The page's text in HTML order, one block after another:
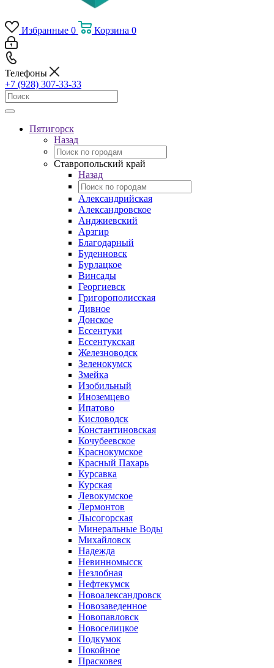
Избранные 0 Корзина 0
Телефоны
+7 (928) 307-33-33
Пятигорск
Назад
Ставропольский край
Назад
Александрийская
Александровское
Анджиевский
Арзгир
Благодарный
Буденновск
Бурлацкое
Винсады
Георгиевск
Григорополисская
Дивное
Донское
Ессентуки
Ессентукская
Железноводск
Зеленокумск
Змейка
Изобильный
Иноземцево
Ипатово
Кисловодск
Константиновская
Кочубеевское
Краснокумское
Красный Пахарь
Курсавка
Курская
Левокумское
Лермонтов
Лысогорская
Минеральные Воды
Михайловск
Надежда
Невинномысск
Незлобная
Нефтекумск
Новоалександровск
Новозаведенное
Новопавловск
Новоселицкое
Подкумок
Покойное
Прасковея